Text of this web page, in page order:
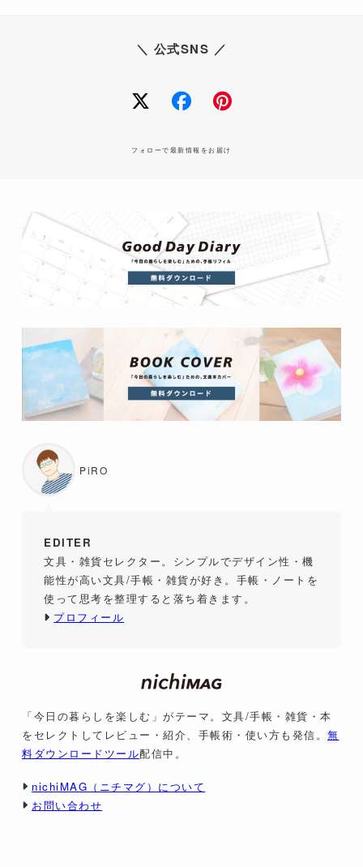
＼ 公式SNS ／
twitterfacebookPinterest
フォローで最新情報をお届け
PiRO
EDITER
文具・雑貨セレクター。シンプルでデザイン性・機
能性が高い文具/手帳・雑貨が好き。手帳・ノートを
使って思考を整理すると落ち着きます。
プロフィール
「今日の暮らしを楽しむ」がテーマ。文具/手帳・雑貨・本
をセレクトしてレビュー・紹介、手帳術・使い方も発信。 無
料ダウンロードツール配信中。
nichiMAG（ニチマグ）について
お問い合わせ